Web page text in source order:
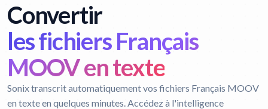
Convertir
les fichiers Français
MOOV en texte
Sonix transcrit automatiquement vos fichiers Français MOOV
en texte en quelques minutes. Accédez à l'intelligence